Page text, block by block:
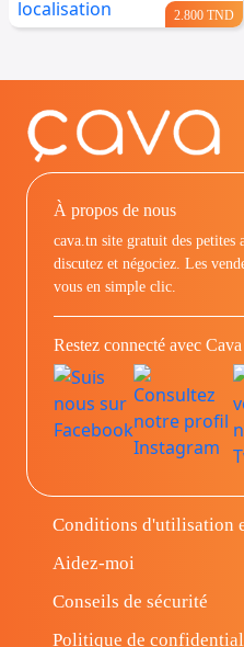
2.800 TND
À propos de nous
cava.tn site gratuit des petites
discutez et négociez. Les
vous en simple clic.
Restez connecté avec Cava
Conditions d'utilisation
Aidez-moi
Conseils de sécurité
Politique de